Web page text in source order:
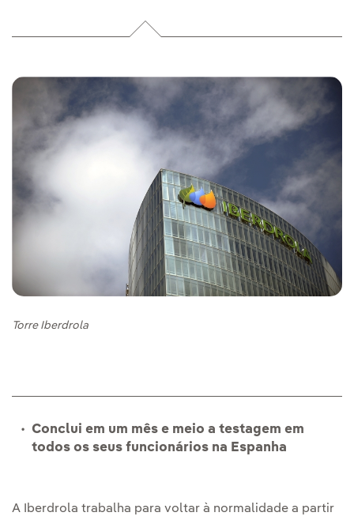
Torre Iberdrola
Conclui em um mês e meio a testagem em
todos os seus funcionários na Espanha
A Iberdrola trabalha para voltar à normalidade a partir